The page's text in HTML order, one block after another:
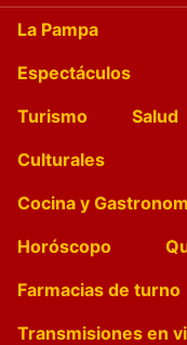
La Pampa
Espectáculos
Turismo
Salud
Culturales
Cocina y
Horóscopo
Farmacias de turno
Transmisiones en